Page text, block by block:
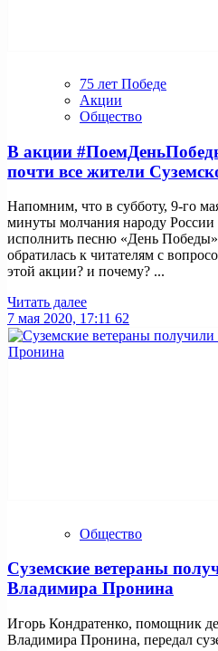
75 лет Победе
Акции
Общество
В акции
почти все жители
Напомним, что в субботу, 9-го
минуты молчания народу России
исполнить песню «День
обратилась к читателям с
этой акции? и почему? ...
Читать далее
7 мая 2020, 17:11 62
Общество
Суземские ветераны
Владимира Пронина
Игорь Кондратенко, помощник
Владимира Пронина, передал